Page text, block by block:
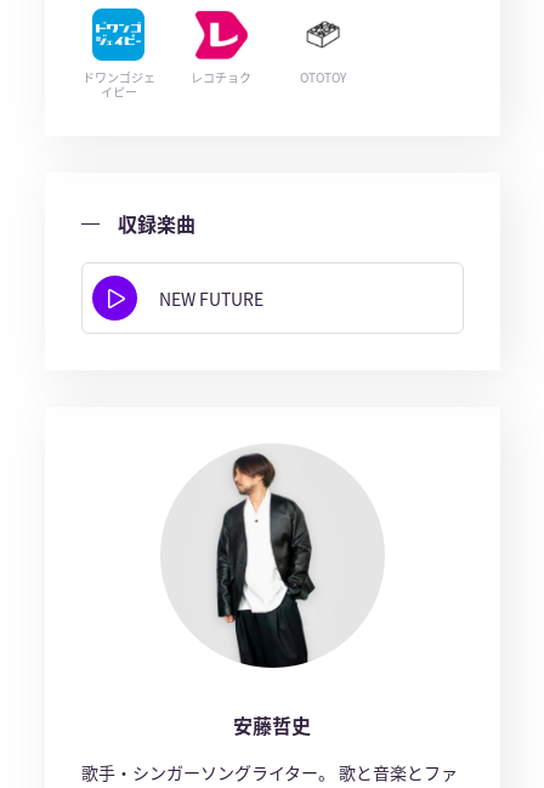
ドワンゴジェ
イピー
レコチョク OTOTOY
収録楽曲
NEW FUTURE
安藤哲史
歌手・シンガーソングライター。 歌と音楽とファ